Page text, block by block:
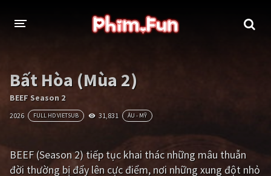
THỂ LOẠI
Thần thoại - Cổ trang
Tâm lý Chiến tranh
Kinh dị Tội phạm - Hình sự
Bất Hòa (Mùa 2)
BEEF Season 2
2026 FULL HD VIETSUB 31,831 ÂU - MỸ
BEEF (Season 2) tiếp tục khai thác những mâu thuẫn
đời thường bị đẩy lên cực điểm, nơi những xung đột nhỏ